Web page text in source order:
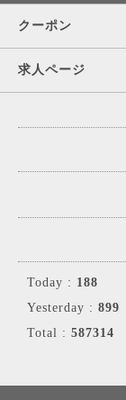
クーポン
求人ページ
Today : 188
Yesterday : 899
Total : 587314